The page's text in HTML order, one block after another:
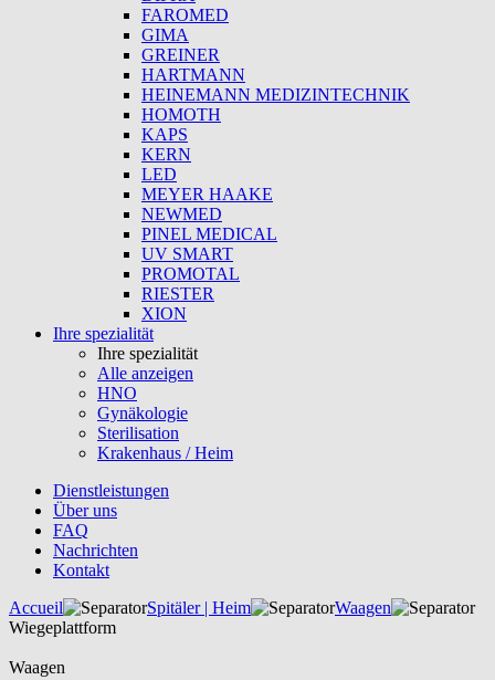
FAROMED
GIMA
GREINER
HARTMANN
HEINEMANN MEDIZINTECHNIK
HOMOTH
KAPS
KERN
LED
MEYER HAAKE
NEWMED
PINEL MEDICAL
UV SMART
PROMOTAL
RIESTER
XION
Ihre spezialität
Ihre spezialität
Alle anzeigen
HNO
Gynäkologie
Sterilisation
Krakenhaus / Heim
Dienstleistungen
Über uns
FAQ
Nachrichten
Kontakt
Accueil
Spitäler | Heim
Waagen
Wiegeplattform
Waagen